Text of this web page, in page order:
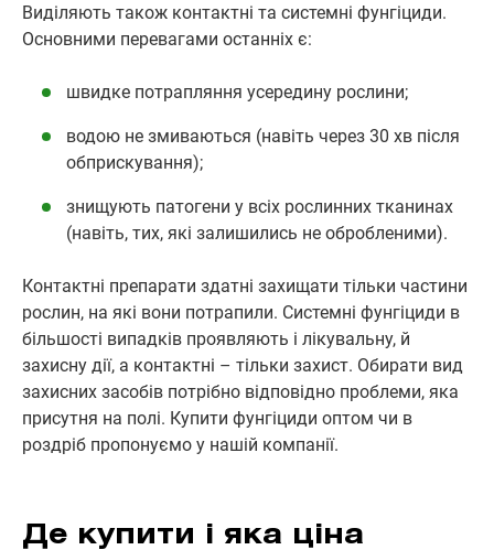
Виділяють також контактні та системні фунгіциди.
Основними перевагами останніх є:
швидке потрапляння усередину рослини;
водою не змиваються (навіть через 30 хв після
обприскування);
знищують патогени у всіх рослинних тканинах
(навіть, тих, які залишились не обробленими).
Контактні препарати здатні захищати тільки частини
рослин, на які вони потрапили. Системні фунгіциди в
більшості випадків проявляють і лікувальну, й
захисну дії, а контактні – тільки захист. Обирати вид
захисних засобів потрібно відповідно проблеми, яка
присутня на полі. Купити фунгіциди оптом чи в
роздріб пропонуємо у нашій компанії.
Де купити і яка ціна